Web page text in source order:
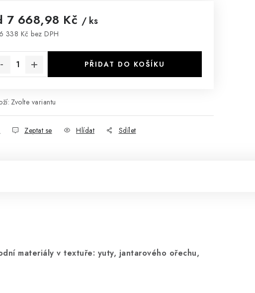
7 668,98 Kč / ks
6 338 Kč bez DPH
PŘIDAT DO KOŠÍKU
Zvolte variantu
Zeptat se Hlídat Sdílet
materiály v textuře: yuty, jantarového ořechu,